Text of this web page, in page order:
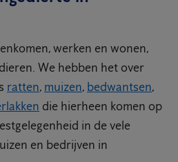
werken en wonen,
We hebben het over
ratten, muizen, bedwantsen,
die hierheen komen op
in de vele
en bedrijven in